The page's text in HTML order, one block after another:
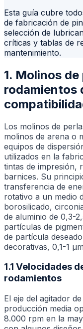
Esta guía cubre
de fabricación de
selección de
críticas y tablas de
mantenimiento.
1. Molinos
rodamientos
Los molinos de
molinos de arena o
equipos de
utilizados en la
tintas de impresión,
barnices. Su
transferencia de
rotativo a un medio
borosilicado,
de aluminio de 0,3-
partículas de
de partícula
decorativas, 0,1-1
1.1 Velocidades
rodamientos
El eje del agitador
producción media
8.000 rpm en la